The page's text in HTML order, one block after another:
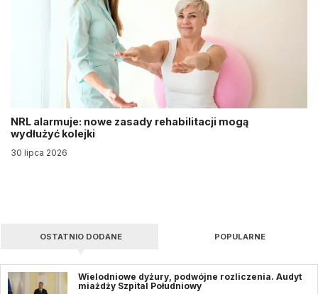
NRL alarmuje: nowe zasady rehabilitacji mogą
wydłużyć kolejki
30 lipca 2026
OSTATNIO DODANE POPULARNE
Wielodniowe dyżury, podwójne rozliczenia. Audyt
miażdży Szpital Południowy